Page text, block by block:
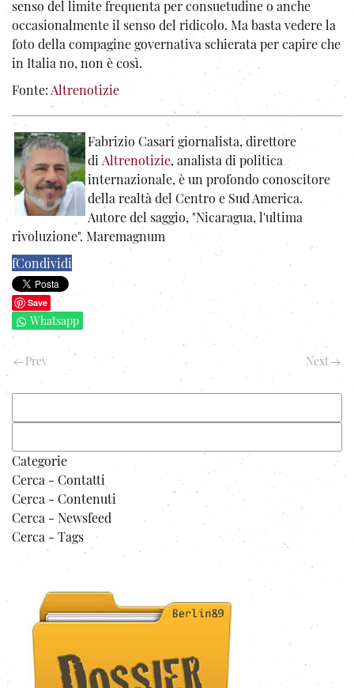
senso del limite frequenta per consuetudine o anche
occasionalmente il senso del ridicolo. Ma basta vedere la
foto della compagine governativa schierata per capire che
in Italia no, non è così.
Fonte: Altrenotizie
Fabrizio Casari giornalista, direttore
di Altrenotizie, analista di politica
internazionale, è un profondo conoscitore
della realtà del Centro e Sud America.
Autore del saggio, "Nicaragua, l'ultima
rivoluzione". Maremagnum
fCondividi
Save
Whatsapp
Prev Next
Categorie
Cerca - Contatti
Cerca - Contenuti
Cerca - Newsfeed
Cerca - Tags